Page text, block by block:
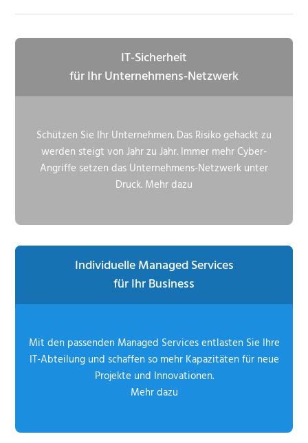
IT-Sicherheit
für Ihr Unternehmens-Netzwerk
Schützen Sie Ihr Unternehmen. Das Risiko gehackt zu
werden steigt von Jahr zu Jahr. Immer mehr Cyber-
Angriffe setzen das Unternehmens-Netzwerk unter
Druck. Mehr dazu
Individuelle Managed Services
für Ihr Business
Mit den passenden Managed Services entlasten Sie Ihre
IT-Abteilung und schaffen so mehr Kapazitäten für neue
Projekte und Innovationen.
Mehr dazu